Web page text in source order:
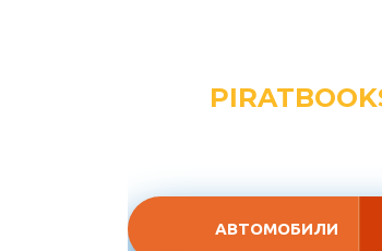
АВТОМОБИЛИ